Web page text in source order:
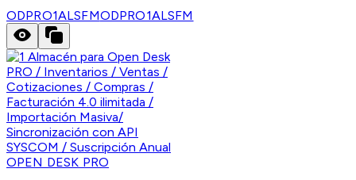
ODPRO1ALSFMODPRO1ALSFM
OPEN DESK PRO